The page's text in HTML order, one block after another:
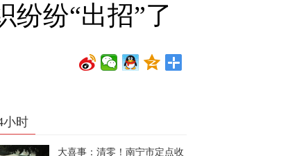
纷纷“出招”了
小时
大喜事：清零！南宁市定点收